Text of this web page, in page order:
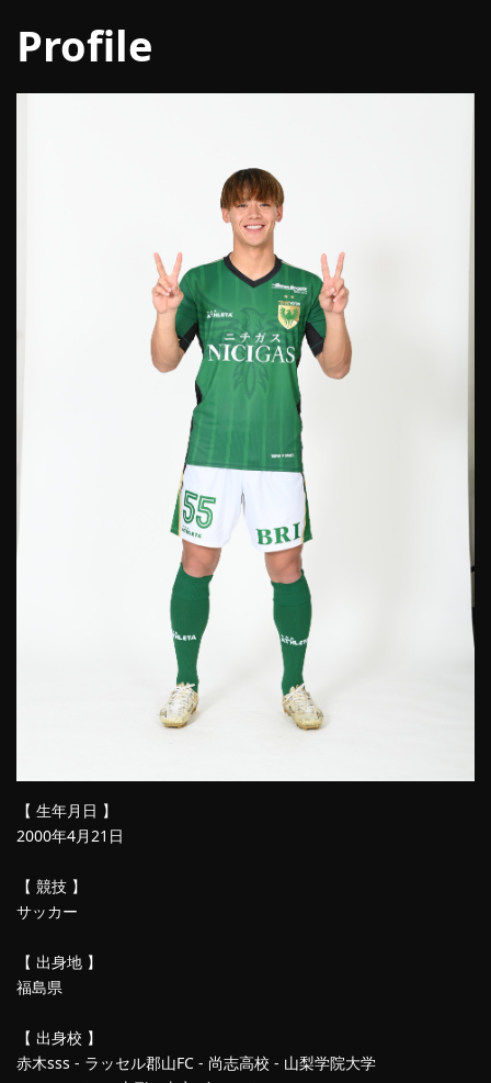
Profile
【 生年月日 】
2000年4月21日
【 競技 】
サッカー
【 出身地 】
福島県
【 出身校 】
赤木sss - ラッセル郡山FC - 尚志高校 - 山梨学院大学